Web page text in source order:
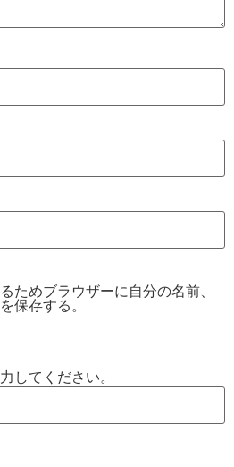
ためブラウザーに自分の名前、
保存する。
してください。